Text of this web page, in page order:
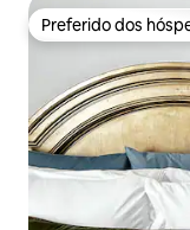
Preferido dos
Preferido dos